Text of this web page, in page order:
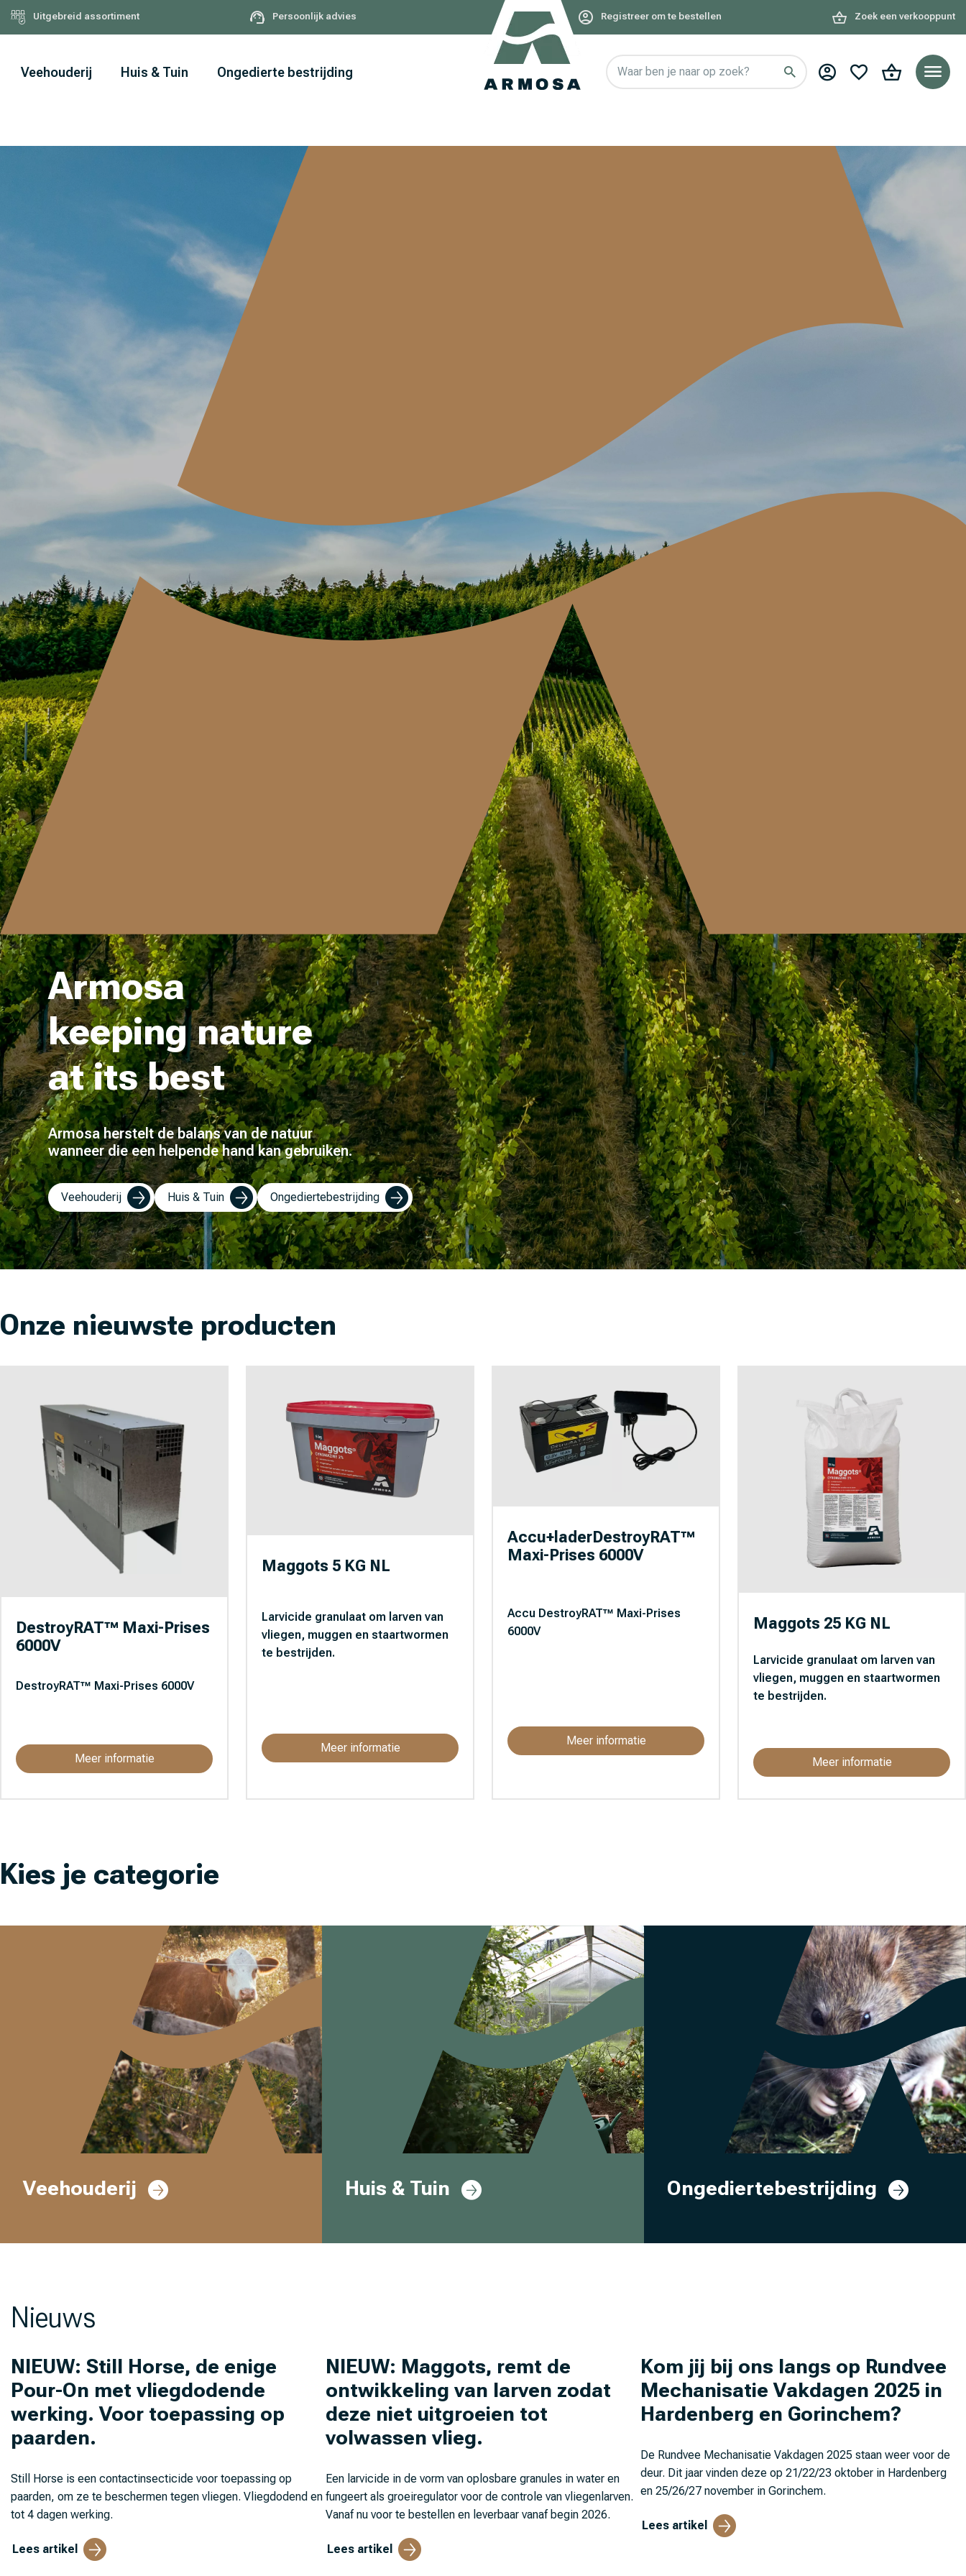
Uitgebreid assortiment Persoonlijk advies Registreer om te bestellen Zoek een verkooppunt
Veehouderij Huis & Tuin Ongedierte bestrijding Waar ben je naar op zoek?
Armosa
keeping nature
at its best
Armosa herstelt de balans van de natuur
wanneer die een helpende hand kan gebruiken.
Veehouderij Huis & Tuin Ongediertebestrijding
Onze nieuwste producten
DestroyRAT™ Maxi-Prises
6000V
DestroyRAT™ Maxi-Prises 6000V
Meer informatie
Maggots 5 KG NL
Larvicide granulaat om larven van
vliegen, muggen en staartwormen
te bestrijden.
Meer informatie
Accu+laderDestroyRAT™
Maxi-Prises 6000V
Accu DestroyRAT™ Maxi-Prises
6000V
Meer informatie
Maggots 25 KG NL
Larvicide granulaat om larven van
vliegen, muggen en staartwormen
te bestrijden.
Meer informatie
Kies je categorie
Veehouderij Huis & Tuin Ongediertebestrijding
Nieuws
NIEUW: Still Horse, de enige
Pour-On met vliegdodende
werking. Voor toepassing op
paarden.
Still Horse is een contactinsecticide voor toepassing op
paarden, om ze te beschermen tegen vliegen. Vliegdodend en
tot 4 dagen werking.
Lees artikel
NIEUW: Maggots, remt de
ontwikkeling van larven zodat
deze niet uitgroeien tot
volwassen vlieg.
Een larvicide in de vorm van oplosbare granules in water en
fungeert als groeiregulator voor de controle van vliegenlarven.
Vanaf nu voor te bestellen en leverbaar vanaf begin 2026.
Lees artikel
Kom jij bij ons langs op Rundvee
Mechanisatie Vakdagen 2025 in
Hardenberg en Gorinchem?
De Rundvee Mechanisatie Vakdagen 2025 staan weer voor de
deur. Dit jaar vinden deze op 21/22/23 oktober in Hardenberg
en 25/26/27 november in Gorinchem.
Lees artikel